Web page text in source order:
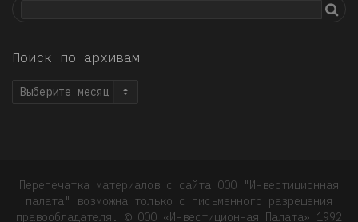
Поиск по архивам
Поиск
Перепечатка материалов с сайта ООО "Инвестиционная
палата" возможна только с письменного разрешения
правообладателя. © OOO «Инвестиционная Палата» 1992